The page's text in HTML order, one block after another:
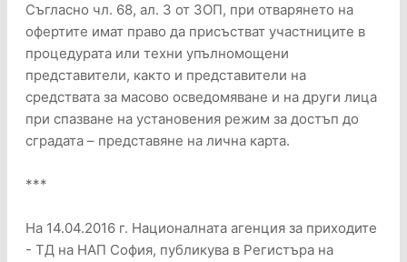
Съгласно чл. 68, ал. 3 от ЗОП, при отварянето на
офертите имат право да присъстват участниците в
процедурата или техни упълномощени
представители, както и представители на
средствата за масово осведомяване и на други лица
при спазване на установения режим за достъп до
сградата – представяне на лична карта.
***
На 14.04.2016 г. Националната агенция за приходите
- ТД на НАП София, публикува в Регистъра на